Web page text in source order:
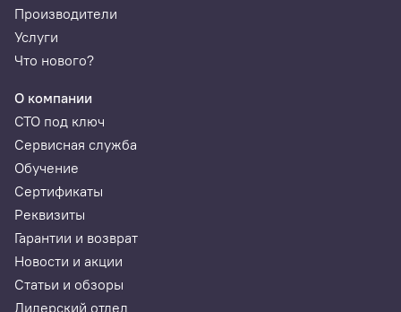
Производители
Услуги
Что нового?
О компании
СТО под ключ
Сервисная служба
Обучение
Сертификаты
Реквизиты
Гарантии и возврат
Новости и акции
Статьи и обзоры
Дилерский отдел